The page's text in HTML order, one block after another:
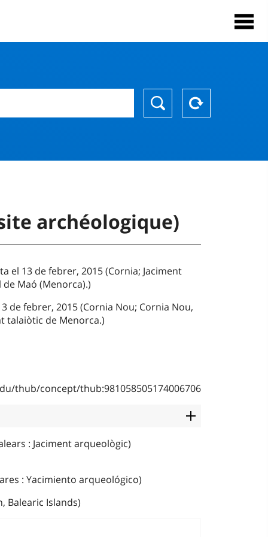
archéologique)
el 13 de febrer, 2015 (Cornia; Jaciment
Maó (Menorca).)
de febrer, 2015 (Cornia Nou; Cornia Nou,
talaiòtic de Menorca.)
thub/concept/thub:981058505174006706
: Jaciment arqueològic)
: Yacimiento arqueológico)
Balearic Islands)